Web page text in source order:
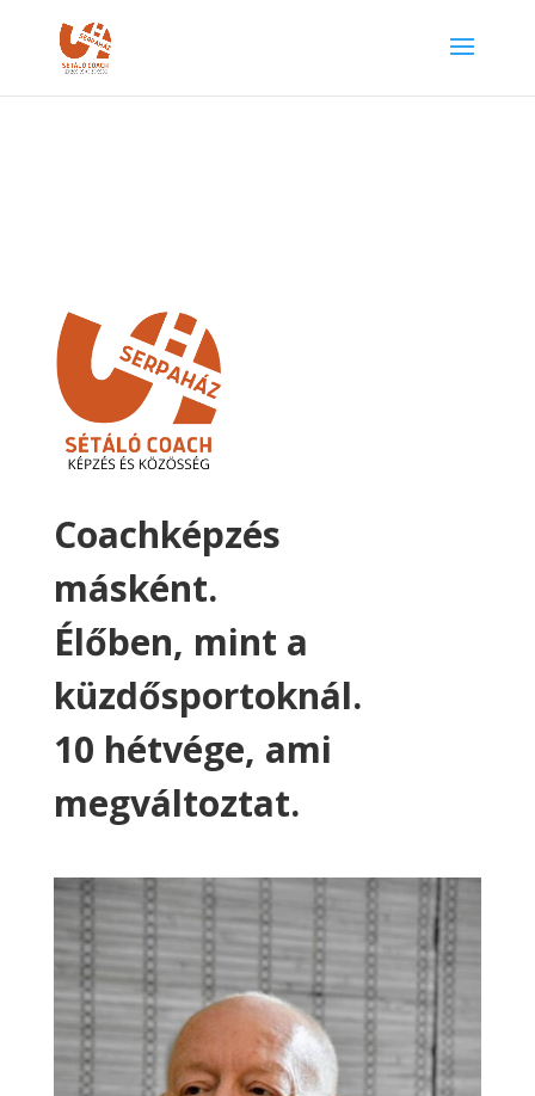
Coachképzés
másként.
Élőben, mint a
küzdősportoknál.
10 hétvége, ami
megváltoztat.